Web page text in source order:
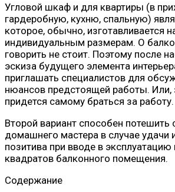
Угловой шкаф и для квартиры (в
гардеробную, кухню, спальную)
которое, обычно, изготавливается
индивидуальным размерам. О
говорить не стоит. Поэтому после
эскиза будущего элемента
приглашать специалистов для
нюансов предстоящей работы. Или,
придется самому браться за работу.
Второй вариант способен
домашнего мастера в случае удачи
позитива при вводе в
квадратов балконного помещения.
Содержание